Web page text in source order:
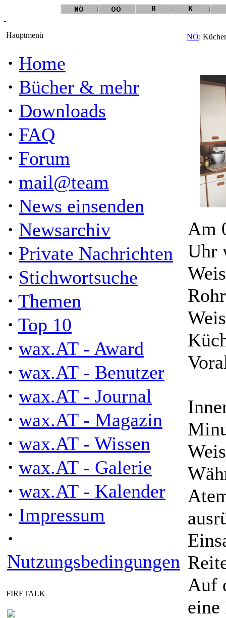
Hauptmenü
· Home
· Bücher & mehr
· Downloads
· FAQ
· Forum
· mail@team
· News einsenden
· Newsarchiv
· Private Nachrichten
· Stichwortsuche
· Themen
· Top 10
· wax.AT - Award
· wax.AT - Benutzer
· wax.AT - Journal
· wax.AT - Magazin
· wax.AT - Wissen
· wax.AT - Galerie
· wax.AT - Kalender
· Impressum
·
Nutzungsbedingungen
FIRETALK
NÖ:
Am
Uhr
Auf
eine